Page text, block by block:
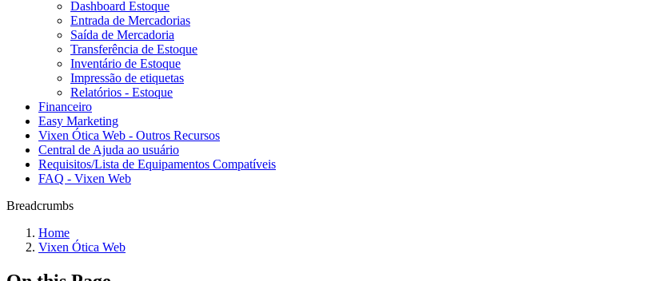
Dashboard Estoque
Entrada de Mercadorias
Saída de Mercadoria
Transferência de Estoque
Inventário de Estoque
Impressão de etiquetas
Relatórios - Estoque
Financeiro
Easy Marketing
Vixen Ótica Web - Outros Recursos
Central de Ajuda ao usuário
Requisitos/Lista de Equipamentos Compatíveis
FAQ - Vixen Web
Breadcrumbs
Home
Vixen Ótica Web